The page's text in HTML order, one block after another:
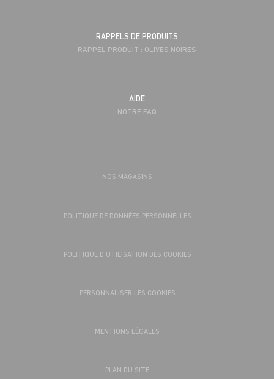
RAPPELS DE PRODUITS
RAPPEL PRODUIT : OLIVES NOIRES
AIDE
NOTRE FAQ
NOS MAGASINS
POLITIQUE DE DONNÉES PERSONNELLES
POLITIQUE D’UTILISATION DES COOKIES
PERSONNALISER LES COOKIES
MENTIONS LÉGALES
PLAN DU SITE